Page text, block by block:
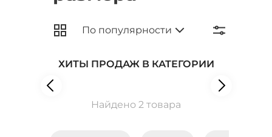
ХИТЫ ПРОДАЖ В КАТЕГОРИИ
Найдено 2 товара